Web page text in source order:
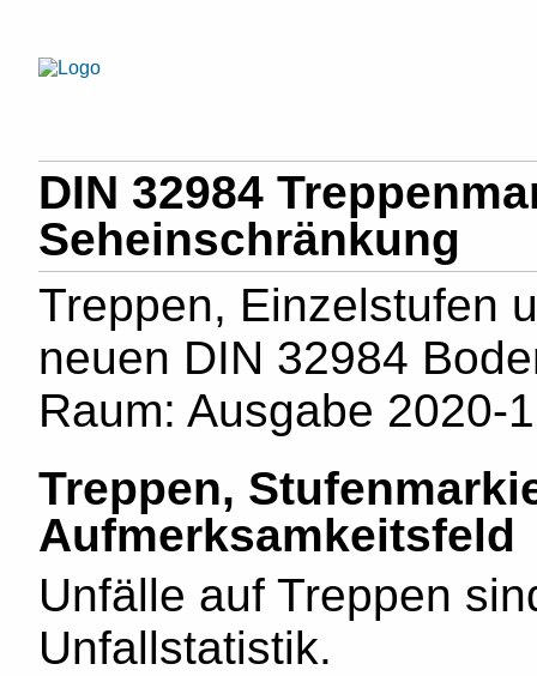
DIN 32984
Seheinschränkung
Treppen, Einzelstufen
neuen DIN 32984
Raum: Ausgabe 2020-
Treppen,
Aufmerksamkeitsfeld
Unfälle auf Treppen
Unfallstatistik.